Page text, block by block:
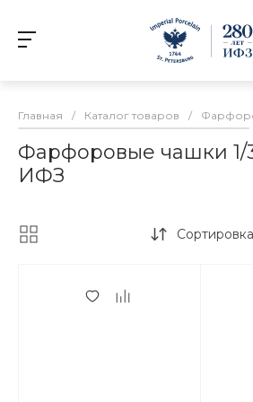
Главная / Каталог товаров /
Фарфоровые чашки 1/
ИФЗ
Сортировка